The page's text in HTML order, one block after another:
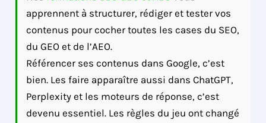
apprennent à structurer, rédiger et tester vos
contenus pour cocher toutes les cases du SEO,
du GEO et de l’AEO.
Référencer ses contenus dans Google, c’est
bien. Les faire apparaître aussi dans ChatGPT,
Perplexity et les moteurs de réponse, c’est
devenu essentiel. Les règles du jeu ont changé